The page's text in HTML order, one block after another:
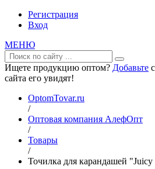
Регистрация
Вход
МЕНЮ
Ищете продукцию оптом? Добавьте
сайта его увидят!
OptomTovar.ru
/
Оптовая компания АлефОпт
/
Товары
/
Точилка для карандашей "Juicy